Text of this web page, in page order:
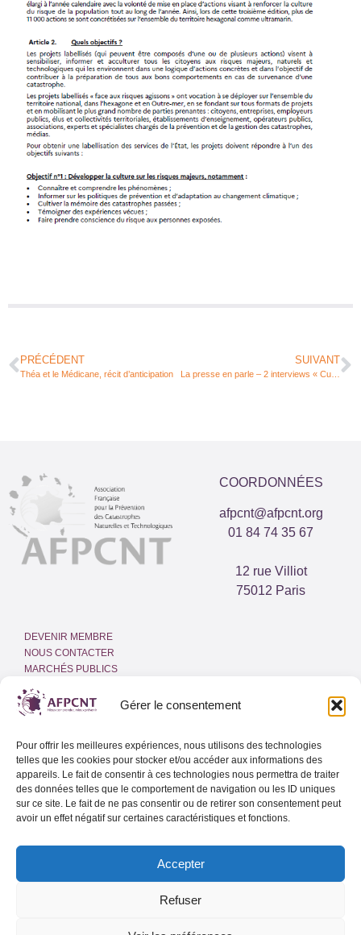
Gérer le consentement
Pour offrir les meilleures expériences, nous utilisons des technologies
telles que les cookies pour stocker et/ou accéder aux informations des
appareils. Le fait de consentir à ces technologies nous permettra de traiter
des données telles que le comportement de navigation ou les ID uniques
sur ce site. Le fait de ne pas consentir ou de retirer son consentement peut
avoir un effet négatif sur certaines caractéristiques et fonctions.
Accepter
Refuser
PRÉCÉDENT
Théa et le Médicane, récit d’anticipation
SUIVANT
La presse en parle – 2 interviews « Culture du risque »
COORDONNÉES
afpcnt@afpcnt.org
01 84 74 35 67
12 rue Villiot
75012 Paris
DEVENIR MEMBRE
NOUS CONTACTER
MARCHÉS PUBLICS
INTRANET
POLITIQUE DE COOKIES
(UE)
Adresse email
Lettre d’info spéciale Outre-Mer